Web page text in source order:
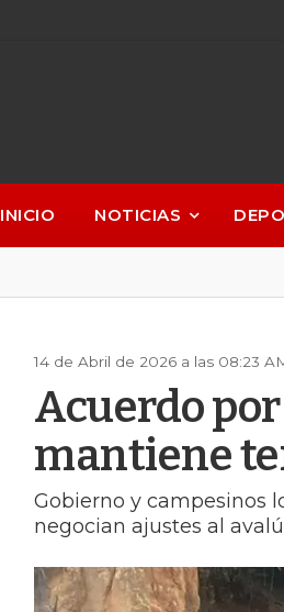
INICIO NOTICIAS
14 de Abril de 2026 a las 08:23
Acuerdo
mantiene
Gobierno y campesinos
negocian ajustes al